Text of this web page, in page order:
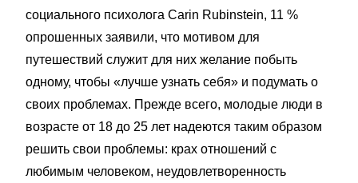
социального психолога Carin Rubinstein, 11 %
опрошенных заявили, что мотивом для
путешествий служит для них желание побыть
одному, чтобы «лучше узнать себя» и подумать о
своих проблемах. Прежде всего, молодые люди в
возрасте от 18 до 25 лет надеются таким образом
решить свои проблемы: крах отношений с
любимым человеком, неудовлетворенность